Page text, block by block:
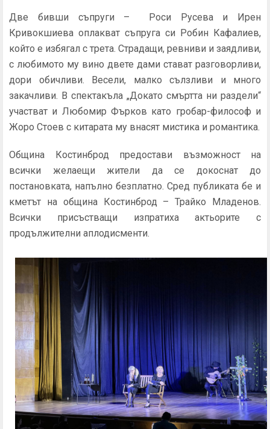
Две бивши съпруги – Роси Русева и Ирен
Кривокшиева оплакват съпруга си Робин Кафалиев,
който е избягал с трета. Страдащи, ревниви и заядливи,
с любимото му вино двете дами стават разговорливи,
дори обичливи. Весели, малко сълзливи и много
закачливи. В спектакъла „Докато смъртта ни раздели“
участват и Любомир Фърков като гробар-философ и
Жоро Стоев с китарата му внасят мистика и романтика.
Община Костинброд предостави възможност на
всички желаещи жители да се докоснат до
постановката, напълно безплатно. Сред публиката бе и
кметът на община Костинброд – Трайко Младенов.
Всички присъстващи изпратиха актьорите с
продължителни аплодисменти.